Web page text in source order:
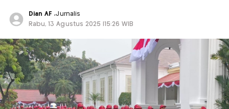
Dian AF,Jurnalis
Rabu, 13 Agustus 2025 |15:26 WIB